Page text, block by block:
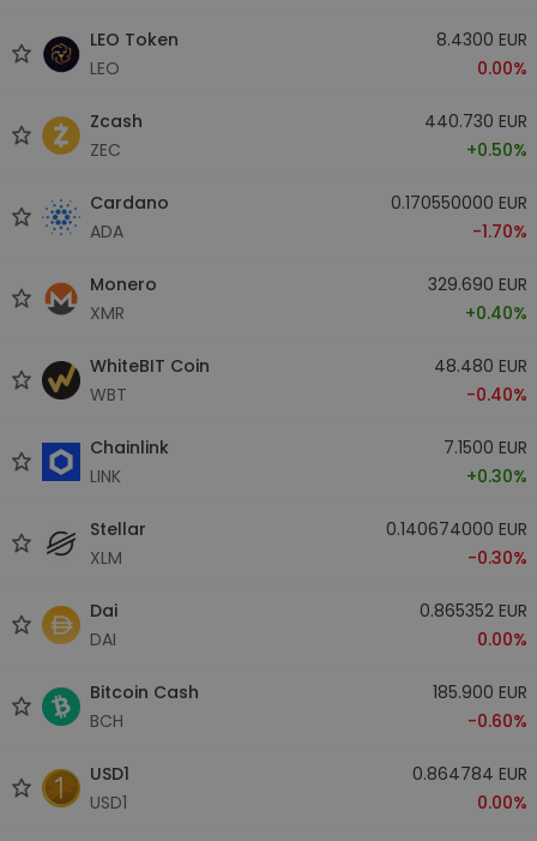
LEO Token
LEO
8.4300 EUR
0.00%
Zcash
ZEC
440.730 EUR
+0.50%
Cardano
ADA
0.170550000 EUR
-1.70%
Monero
XMR
329.690 EUR
+0.40%
WhiteBIT Coin
WBT
48.480 EUR
-0.40%
Chainlink
LINK
7.1500 EUR
+0.30%
Stellar
XLM
0.140674000 EUR
-0.30%
Dai
DAI
0.865352 EUR
0.00%
Bitcoin Cash
BCH
185.900 EUR
-0.60%
USD1
USD1
0.864784 EUR
0.00%